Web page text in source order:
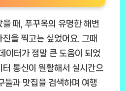
때, 푸꾸옥의 유명한 해변
을 찍고는 싶었어요. 그때
이터가 정말 큰 도움이 되었
통신이 원활해서 실시간으
들과 맛집을 검색하며 여행